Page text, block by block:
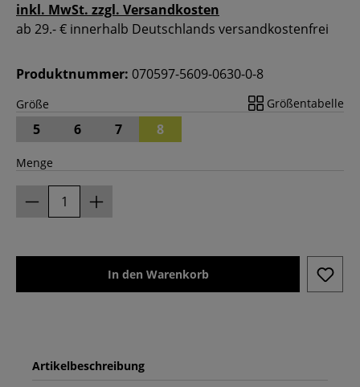
inkl. MwSt. zzgl. Versandkosten
ab 29.- € innerhalb Deutschlands versandkostenfrei
Produktnummer: 070597-5609-0630-0-8
Größe Größentabelle
5 6 7 8
Menge
In den Warenkorb
Artikelbeschreibung